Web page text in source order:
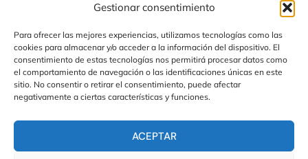
Gestionar consentimiento
Para ofrecer las mejores experiencias, utilizamos tecnologías como las
cookies para almacenar y/o acceder a la información del dispositivo. El
consentimiento de estas tecnologías nos permitirá procesar datos como
el comportamiento de navegación o las identificaciones únicas en este
sitio. No consentir o retirar el consentimiento, puede afectar
negativamente a ciertas características y funciones.
ACEPTAR
App:
Los
Mejores
Recursos
←Anterior 1 2 3
Política de privacidad
Contacto
Sobre mí
Política de cookies (UE)